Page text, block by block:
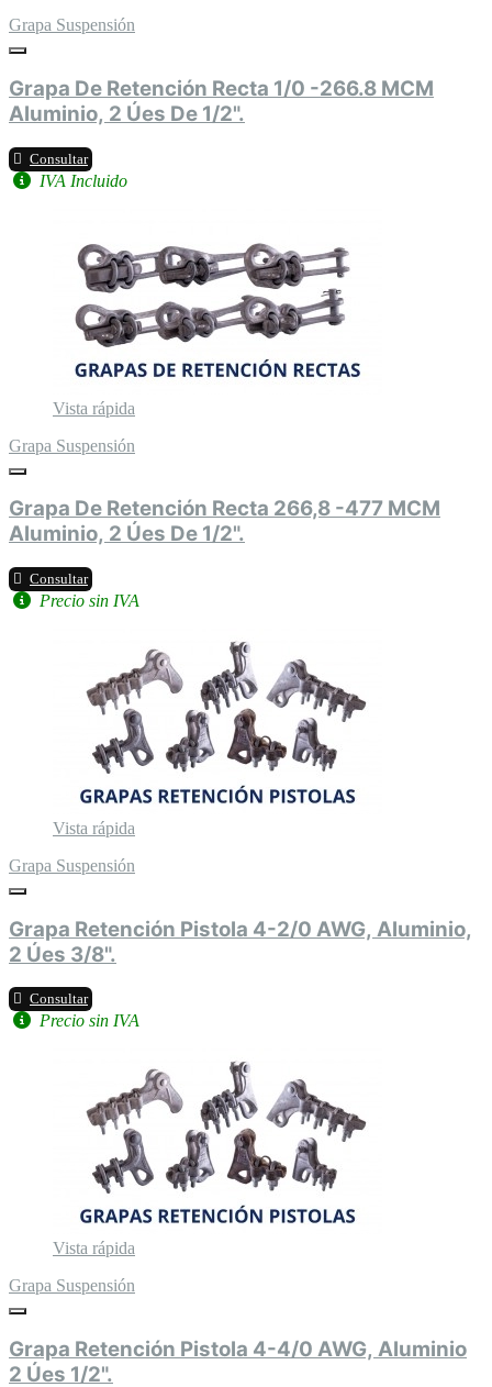
Grapa Suspensión
Grapa De Retención Recta 1/0 -266.8 MCM
Aluminio, 2 Úes De 1/2".
Consultar
IVA Incluido
Vista rápida
Grapa Suspensión
Grapa De Retención Recta 266,8 -477 MCM
Aluminio, 2 Úes De 1/2".
Consultar
Precio sin IVA
Vista rápida
Grapa Suspensión
Grapa Retención Pistola 4-2/0 AWG, Aluminio,
2 Úes 3/8".
Consultar
Precio sin IVA
Vista rápida
Grapa Suspensión
Grapa Retención Pistola 4-4/0 AWG, Aluminio
2 Úes 1/2".